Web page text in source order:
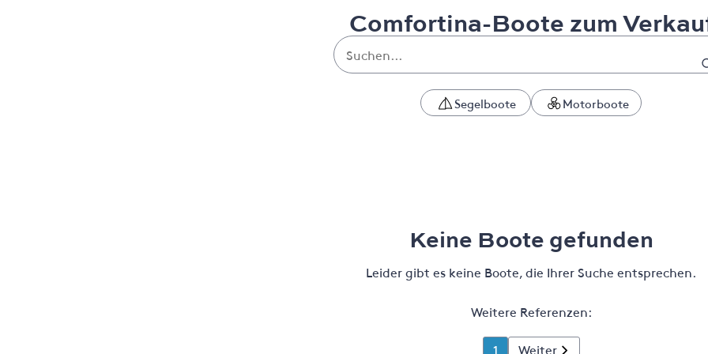
Comfortina-Boote zum
Segelboote Motorboote
Keine Boote gefunden
Leider gibt es keine Boote, die Ihrer Suche entsprechen.
Weitere Referenzen:
1 Weiter